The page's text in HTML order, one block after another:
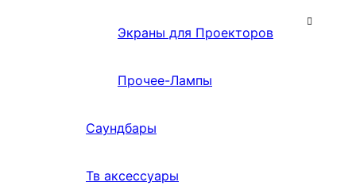
Экраны для Проекторов
Прочее-Лампы
Саундбары
Тв аксессуары